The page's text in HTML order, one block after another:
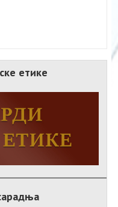
етике